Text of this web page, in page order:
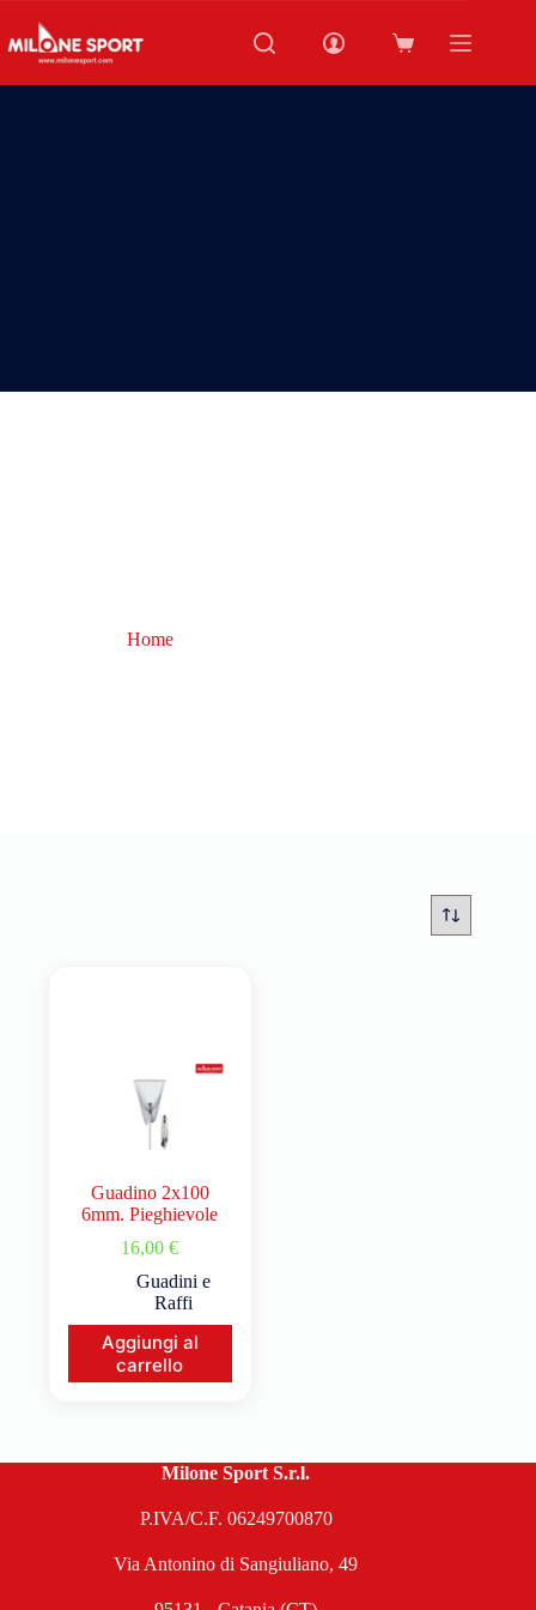
Home
Guadino 2x100
6mm. Pieghievole
16,00€
Guadini e
Raffi
Aggiungi al
carrello
Milone Sport S.r.l.
P.IVA/C.F. 06249700870
Via Antonino di Sangiuliano, 49